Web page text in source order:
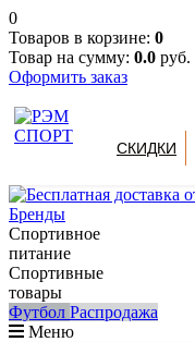
0
Товаров в корзине: 0
Товар на сумму: 0.0 руб.
Оформить заказ
СКИДКИ
Бренды
Спортивное
питание
Спортивные
товары
Футбол Распродажа
Меню